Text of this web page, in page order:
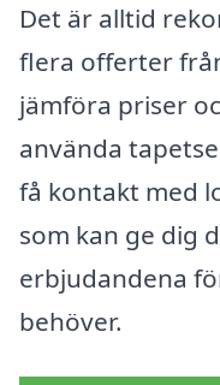
Det är alltid
flera offerter
jämföra priser
använda
få kontakt med
som kan ge dig
erbjudandena
behöver.